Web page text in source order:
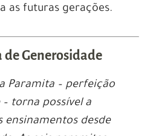
as futuras gerações.
de Generosidade
Paramita – perfeição
torna possível a
ensinamentos desde